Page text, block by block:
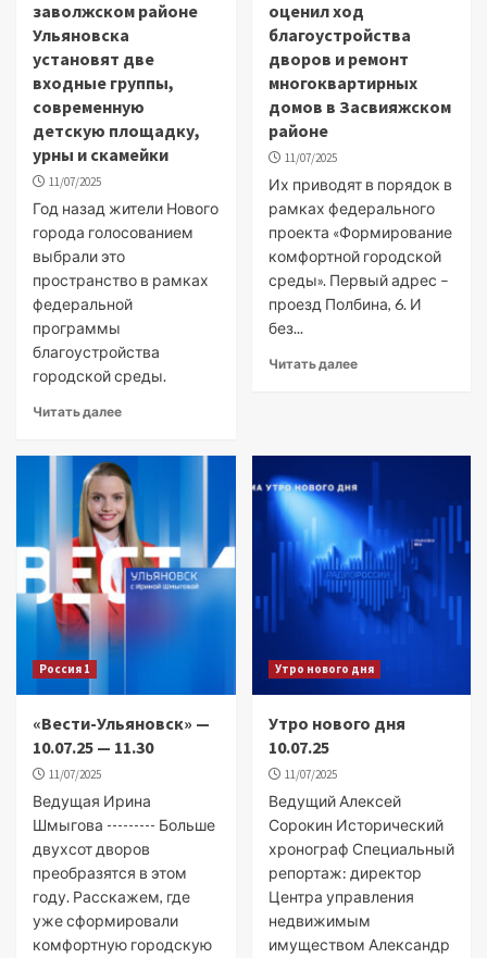
заволжском районе
Ульяновска
установят две
входные группы,
современную
детскую площадку,
урны и скамейки
11/07/2025
Год назад жители Нового
города голосованием
выбрали это
пространство в рамках
федеральной
программы
благоустройства
городской среды.
Читать далее
оценил ход
благоустройства
дворов и ремонт
многоквартирных
домов в Засвияжском
районе
11/07/2025
Их приводят в порядок в
рамках федерального
проекта «Формирование
комфортной городской
среды». Первый адрес –
проезд Полбина, 6. И
без...
Читать далее
Россия 1
«Вести-Ульяновск» —
10.07.25 — 11.30
11/07/2025
Ведущая Ирина
Шмыгова --------- Больше
двухсот дворов
преобразятся в этом
году. Расскажем, где
уже сформировали
комфортную городскую
Утро нового дня
Утро нового дня
10.07.25
11/07/2025
Ведущий Алексей
Сорокин Исторический
хронограф Специальный
репортаж: директор
Центра управления
недвижимым
имуществом Александр